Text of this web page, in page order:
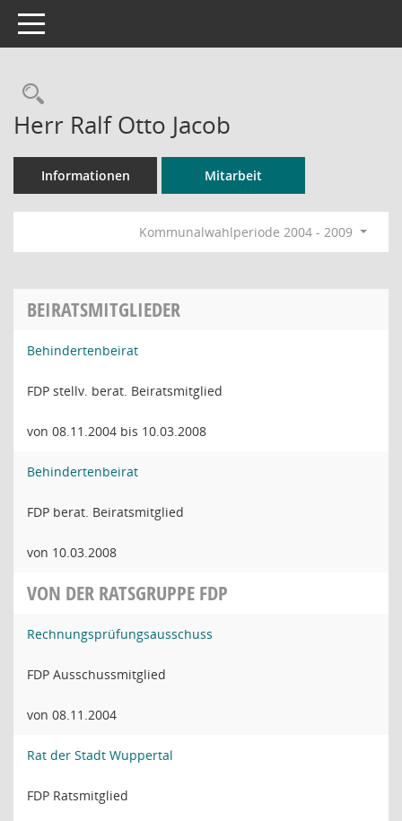
Toggle navigation
Rechercheauswahl
Herr Ralf Otto Jacob
Informationen Mitarbeit
Kommunalwahlperiode 2004 - 2009
BEIRATSMITGLIEDER
Behindertenbeirat
FDP stellv. berat. Beiratsmitglied
von 08.11.2004 bis 10.03.2008
Behindertenbeirat
FDP berat. Beiratsmitglied
von 10.03.2008
VON DER RATSGRUPPE FDP
Rechnungsprüfungsausschuss
FDP Ausschussmitglied
von 08.11.2004
Rat der Stadt Wuppertal
FDP Ratsmitglied